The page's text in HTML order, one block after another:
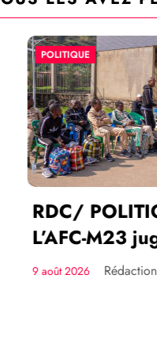
POLITIQUE :
M23 juge «
» la
Rédaction